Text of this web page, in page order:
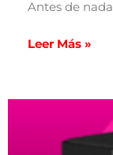
Antes de
Leer Más »